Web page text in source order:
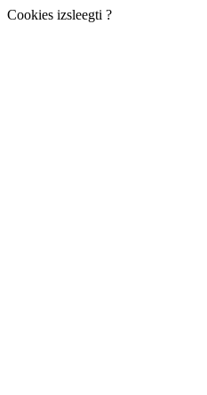
Cookies izsleegti ?